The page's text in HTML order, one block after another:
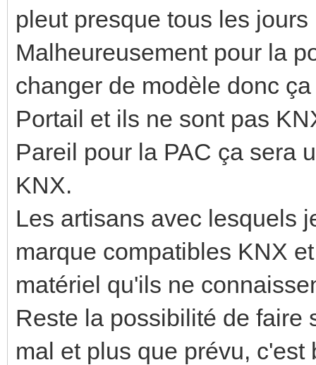
pleut presque tous les
Malheureusement pour la
changer de modèle donc
Portail et ils ne sont pas
Pareil pour la PAC ça sera
KNX.
Les artisans avec lesquels
marque compatibles KNX
matériel qu'ils ne
Reste la possibilité de faire
mal et plus que prévu,